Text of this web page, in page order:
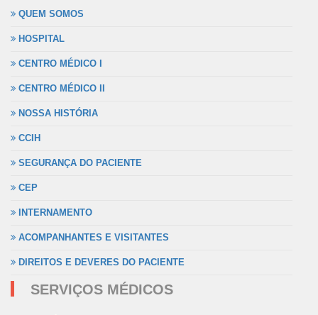
QUEM SOMOS
HOSPITAL
CENTRO MÉDICO I
CENTRO MÉDICO II
NOSSA HISTÓRIA
CCIH
SEGURANÇA DO PACIENTE
CEP
INTERNAMENTO
ACOMPANHANTES E VISITANTES
DIREITOS E DEVERES DO PACIENTE
SERVIÇOS MÉDICOS